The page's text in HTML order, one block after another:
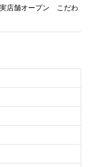
店舗オープン こだわ